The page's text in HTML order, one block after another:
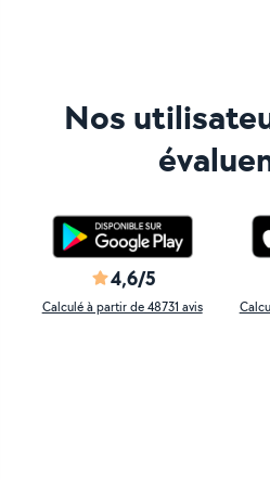
Nos
4,6/5
Calculé à partir de 48731 avis